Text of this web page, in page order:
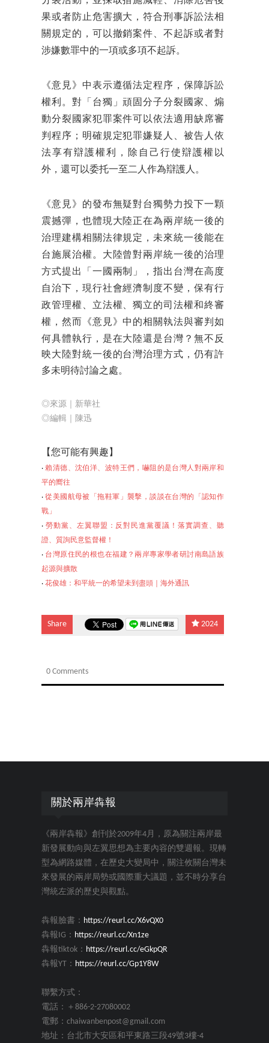
果或者防止危害擴大，符合刑事訴訟法相
關規定的，可以撤銷案件、不起訴或者對
涉嫌數罪中的一項或多項不起訴。
《意見》中表示遵循法定程序，保障訴訟
權利。對「台獨」頑固分子分裂國家、煽
動分裂國家犯罪案件可以依法適用缺席審
判程序；明確規定犯罪嫌疑人、被告人依
法享有辯護權利，除自己行使辯護權以
外，還可以委托一至二人作為辯護人。
《意見》的發布無疑對台獨勢力投下一顆
震撼彈，也體現大陸正在為兩岸統一後的
治理建構相關法律規定，未來統一後能在
台施展治權。大陸曾對兩岸統一後的治理
方式提出「一國兩制」，指出台灣在高度
自治下，現行社會經濟制度不變，保有行
政管理權、立法權、獨立的司法權和終審
權，然而《意見》中的相關執法與審判如
何具體執行，是在大陸還是台灣？無不 反
映大陸對統一後的台灣治理方式，仍有許
多未明待討論之處。
◎來源｜新華社
◎編輯｜陳迅
【您可能有興趣】
‧賴清德、沈伯洋、波特王們，嚇阻的是台灣人對兩岸和
平的嚮往
‧從美國航母被「拖鞋軍」襲擊，談談在台灣的「認知作
戰」
‧ 勞動黨、左翼聯盟：反對民進黨覆議！落實調查、聽
證、質詢民意監督權！
‧ 台灣原住民的根也在福建？兩岸專家學者研討南島語族
起源與擴散
‧ 花俊雄：和平統一的希望未到盡頭｜海外通訊
Share 2024
0 Comments
關於兩岸犇報
《兩岸犇報》創刊於2009年4月，原為關注兩岸最
新發展動向與左翼思想為主要內容的雙週報。現轉
型為網路媒體，在歷史大變局中，關注攸關台灣未
來發展的兩岸局勢或國際重大議題，並不時分享台
灣統左派的歷史與觀點。
犇報臉書： https://reurl.cc/X6vQX0
犇報IG： https://reurl.cc/Xn1ze
犇報tiktok： https://reurl.cc/eGkpQR
犇報YT： https://reurl.cc/Gp1Y8W
聯繫方式：
電話：＋886-2-27080002
電郵：chaiwanbenpost@gmail.com
地址：台北市大安區和平東路三段49號3樓-4